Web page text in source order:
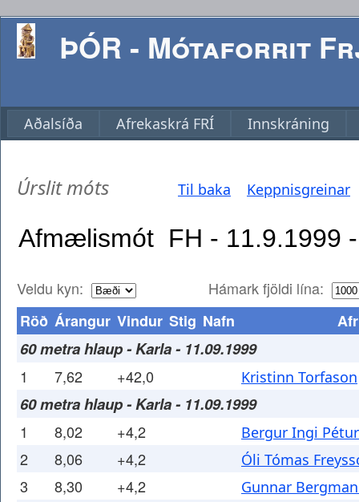
ÞÓR - Mótaforrit
Aðalsíða Afrekaskrá FRÍ Innskráning
Úrslit móts Til baka Keppnisgreinar
Veldu kyn:
Hámark fjöldi lína:
Röð Árangur Vindur Stig Nafn Afr
60 metra hlaup - Karla - 11.09.1999
1 7,62 +42,0 Kristinn Torfason
60 metra hlaup - Karla - 11.09.1999
1 8,02 +4,2 Bergur Ingi
2 8,06 +4,2 Óli Tómas
3 8,30 +4,2 Gunnar